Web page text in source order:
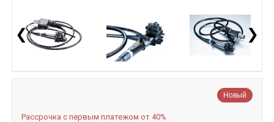
❮ ❯
Новый
Рассрочка с первым платежом от 40%